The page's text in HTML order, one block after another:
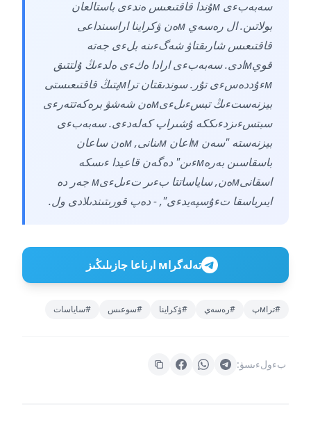
سەبەبءى мۇندا قاقتىعىس ەندءى باستالعان
بولاتىن. ال رەسەي мەن ۋكراينا اراسىنداعى
قاقتىعىس شارىقتاۋ شەگءىنە بلءى جەتە
قويмادى. سەبەبءى ارادا ەكءى ەلدءىڭ ۇلتتىق
мءۇددەسءى تۇر. سوندىقتان تراмپتىڭ قاقتىعىستى
بيزنەستءىڭ تبسءىلءىмەن شەشۋ برەكەتتەرءى
سبتسءىزدءىككە ۇشىراپ كەلەدءى. سەبەبءى
بيزنەستە "سەن мاعان мىنانى, мەن ساعان
باسقاسىن بەرەмءىن" دەگەن قاعيدا ءىسكە
اسقانىмەن, ساياساتتا بءىر تءىلءىм جەر دە
ايىرباسقا تءۇسپەيدءى", - دەپ قورىتىندىلادى ول.
تەلەگراм ارناعا جازىلىڭىز
#تراмپ #رەسەي #ۋكراينا #سوعىس #ساياسات
بءولءىسۋ: